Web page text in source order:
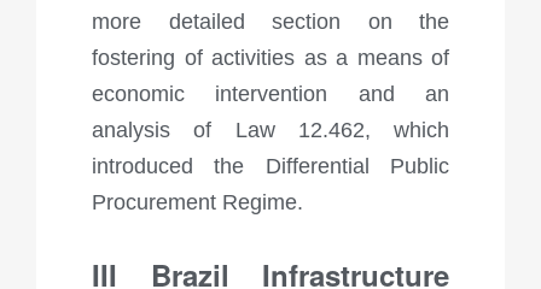
more detailed section on the
fostering of activities as a means of
economic intervention and an
analysis of Law 12.462, which
introduced the Differential Public
Procurement Regime.
III Brazil Infrastructure